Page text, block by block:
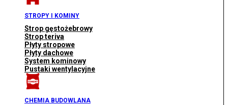
STROPY I KOMINY
Strop gęstożebrowy
Strop teriva
Płyty stropowe
Płyty dachowe
System kominowy
Pustaki wentylacyjne
CHEMIA BUDOWLANA